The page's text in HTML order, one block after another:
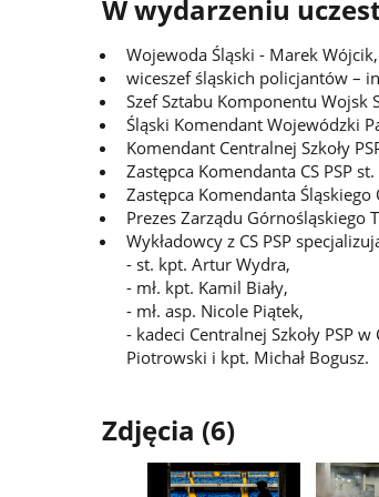
W wydarzeniu
Wojewoda Śląski - Marek Wójcik,
wiceszef śląskich policjantów –
Szef Sztabu Komponentu Wojsk
Śląski Komendant Wojewódzki
Komendant Centralnej Szkoły
Zastępca Komendanta CS PSP
Zastępca Komendanta Śląskiego
Prezes Zarządu Górnośląskiego
Wykładowcy z CS PSP
- st. kpt. Artur Wydra,
- mł. kpt. Kamil Biały,
- mł. asp. Nicole Piątek,
- kadeci Centralnej Szkoły PSP
Piotrowski i kpt. Michał Bogusz.
Zdjęcia (6)